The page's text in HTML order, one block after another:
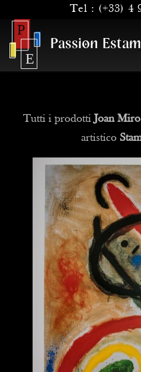
Tel : (+33) 4
Passion
Tutti i prodottiJoan Miro
artistico